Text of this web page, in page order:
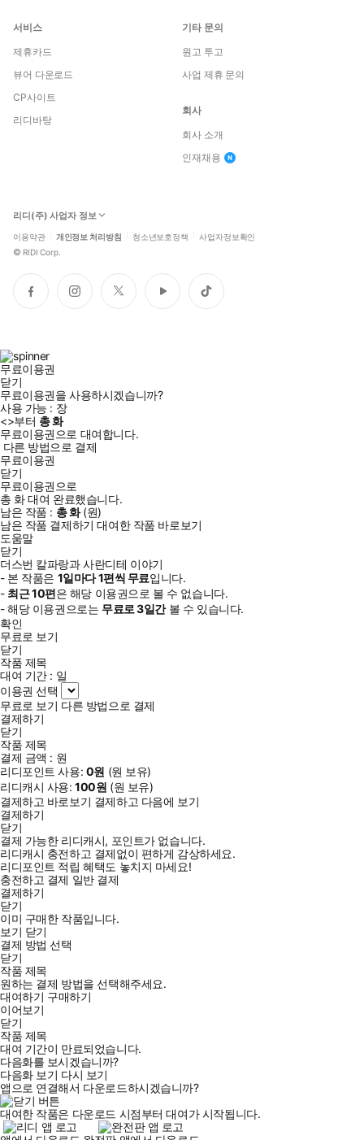
서비스
제휴카드
뷰어 다운로드
CP사이트
리디바탕
기타 문의
원고 투고
사업 제휴 문의
회사
회사 소개
인재채용
리디(주) 사업자 정보
이용약관 개인정보 처리방침 청소년보호정책 사업자정보확인
© RIDI Corp.
페
이
인
스
트
위
유
튜
틱
톡
무료이용권
닫기
무료이용권을 사용하시겠습니까?
사용 가능 : 장
<>부터 총화
무료이용권으로 대여합니다.
다른 방법으로 결제
무료이용권
닫기
무료이용권으로
총 화대여 완료했습니다.
남은 작품 : 총화(원)
남은 작품 결제하기 대여한 작품 바로보기
도움말
닫기
더스번 칼파랑과 사란디테 이야기
- 본 작품은 1일마다1편씩 무료입니다.
- 최근10편은 해당 이용권으로 볼 수 없습니다.
- 해당 이용권으로는 무료로3일간볼 수 있습니다.
확인
무료로 보기
닫기
작품 제목
대여 기간 : 일
이용권 선택
무료로 보기 다른 방법으로 결제
결제하기
닫기
작품 제목
결제 금액 : 원
리디포인트 사용: 0원 (원 보유)
리디캐시 사용:100원 (원 보유)
결제하고 바로보기 결제하고 다음에 보기
결제하기
닫기
결제 가능한 리디캐시, 포인트가 없습니다.
리디캐시 충전하고 결제없이 편하게 감상하세요.
리디포인트 적립 혜택도 놓치지 마세요!
충전하고 결제 일반 결제
결제하기
닫기
이미 구매한 작품입니다.
보기 닫기
결제 방법 선택
닫기
작품 제목
원하는 결제 방법을 선택해주세요.
대여하기 구매하기
이어보기
닫기
작품 제목
대여 기간이 만료되었습니다.
다음화를 보시겠습니까?
다음화 보기 다시 보기
앱으로 연결해서 다운로드하시겠습니까?
대여한 작품은 다운로드 시점부터 대여가 시작됩니다.